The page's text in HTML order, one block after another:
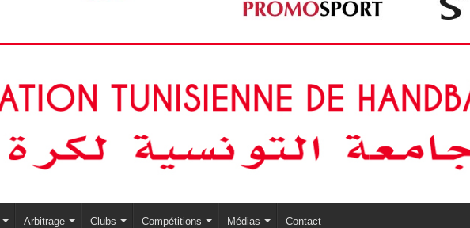
Arbitrage Clubs Compétitions Médias Contact